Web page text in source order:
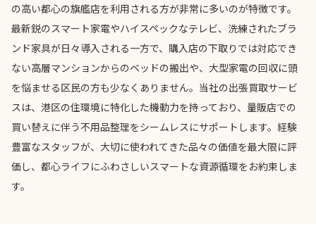
の高い都心の旗艦店を利用される方が非常に多いのが特徴です。
最新鋭のスマート家電やハイスペックなテレビ、洗練されたブラ
ンド家具が日々導入される一方で、購入店の下取りでは対応でき
ない高層マンションからのベッドの搬出や、大型家電の回収に頭
を悩ませる区民の方も少なくありません。当社の出張買取サービ
スは、港区の住環境に特化した機動力を持っており、量販店での
買い替えに伴う不用品整理をシームレスにサポートします。経験
豊富なスタッフが、大切に使われてきた品々の価値を最大限に評
価し、都心ライフにふわさしいスマートな資源循環をお約束しま
す。